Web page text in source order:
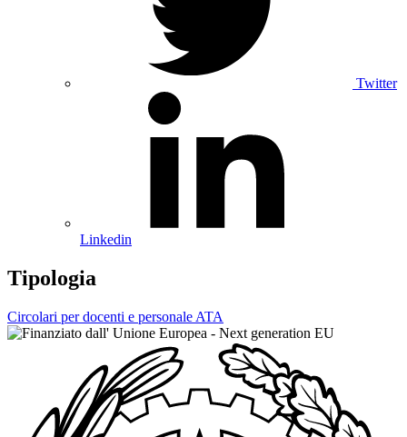
Twitter
Linkedin
Tipologia
Circolari per docenti e personale ATA